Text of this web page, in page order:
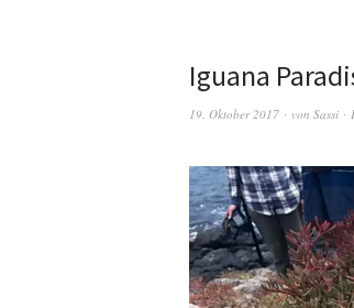
Iguana
19. Oktober 2017 von Sassi